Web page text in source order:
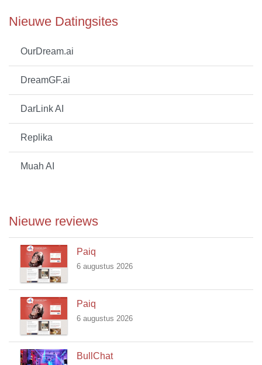
Nieuwe Datingsites
OurDream.ai
DreamGF.ai
DarLink AI
Replika
Muah AI
Nieuwe reviews
Paiq
6 augustus 2026
Paiq
6 augustus 2026
BullChat